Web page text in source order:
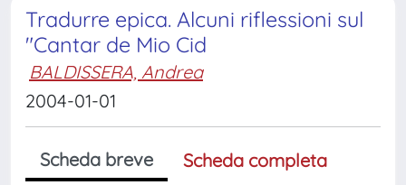
Tradurre epica. Alcuni riflessioni sul
"Cantar de Mio Cid
BALDISSERA, Andrea
2004-01-01
Scheda breve
Scheda completa